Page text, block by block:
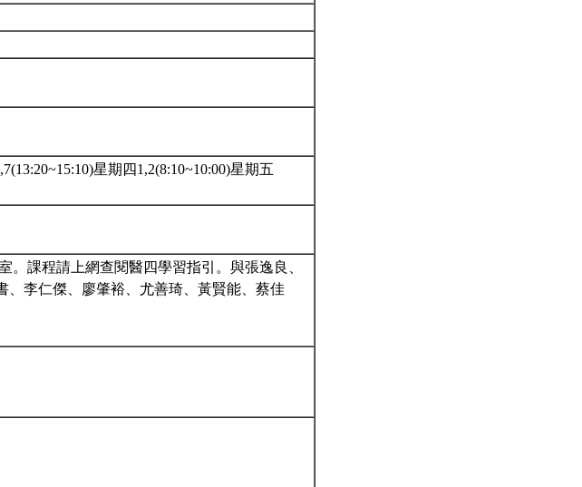
星期四1,2(8:10~10:00)星期五
課程請上網查閱醫四學習指引。與張逸良、
、李仁傑、廖肇裕、尤善琦、黃賢能、蔡佳